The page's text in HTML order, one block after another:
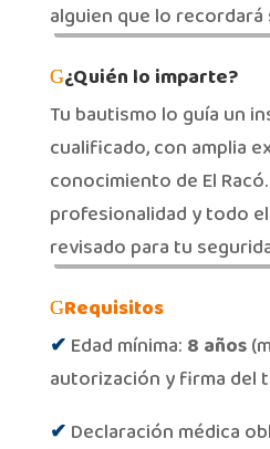
alguien que lo recordará
¿Quién lo imparte?
Tu bautismo lo guía un
cualificado, con amplia
conocimiento de El
profesionalidad y todo
revisado para tu
Requisitos
✔ Edad mínima: 8 años
autorización y firma del
✔ Declaración médica